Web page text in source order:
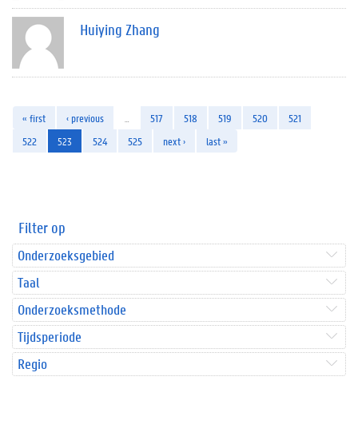
Huiying Zhang
« first ‹ previous 517 518 519 520
521
522
523 524 525 next › last »
Filter op
Onderzoeksgebied
Taal
Onderzoeksmethode
Tijdsperiode
Regio